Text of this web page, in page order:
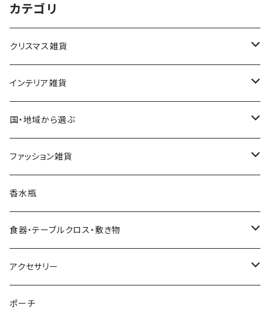
カテゴリ
クリスマス雑貨
ハワイアンクリスマス雑貨
クリスマスツリー
ヌードツリー（飾りなし）
そのまま飾れるツリー
クリスマスオーナメント・飾り
くるみ割り人形オーナメント
不思議の国のアリスオーナメント
クリスマスオブジェ・置物
スノードーム
スノードーム（LEDライト付き）
クリスマスリース
クリスマスミュージックオブジェ（音楽付きオブジェ）
オルゴールタイプ
クリスマスイルミネーションライト
インテリア雑貨
置物・オブジェ
小物入れ・小物置き
スマホスタンド
ウォールアート（壁飾り）
ジュエリースタンド
キャンドルスタンド
国・地域から選ぶ
イタリア
チェコ
オランダ
ハワイ
ネパール
ファッション雑貨
ピアス
腕時計
バッグ
ミニトートバッグ
スリッパ
香水瓶
食器・テーブルクロス・敷き物
カップ・ソーサー
お皿（プレート）
アクセサリー
ピアス
ポーチ